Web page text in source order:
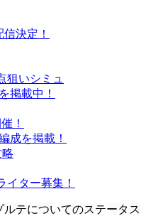
決定！
狙いシミュ
掲載中！
！
成を掲載！
略
イター募集！
テについてのステータス